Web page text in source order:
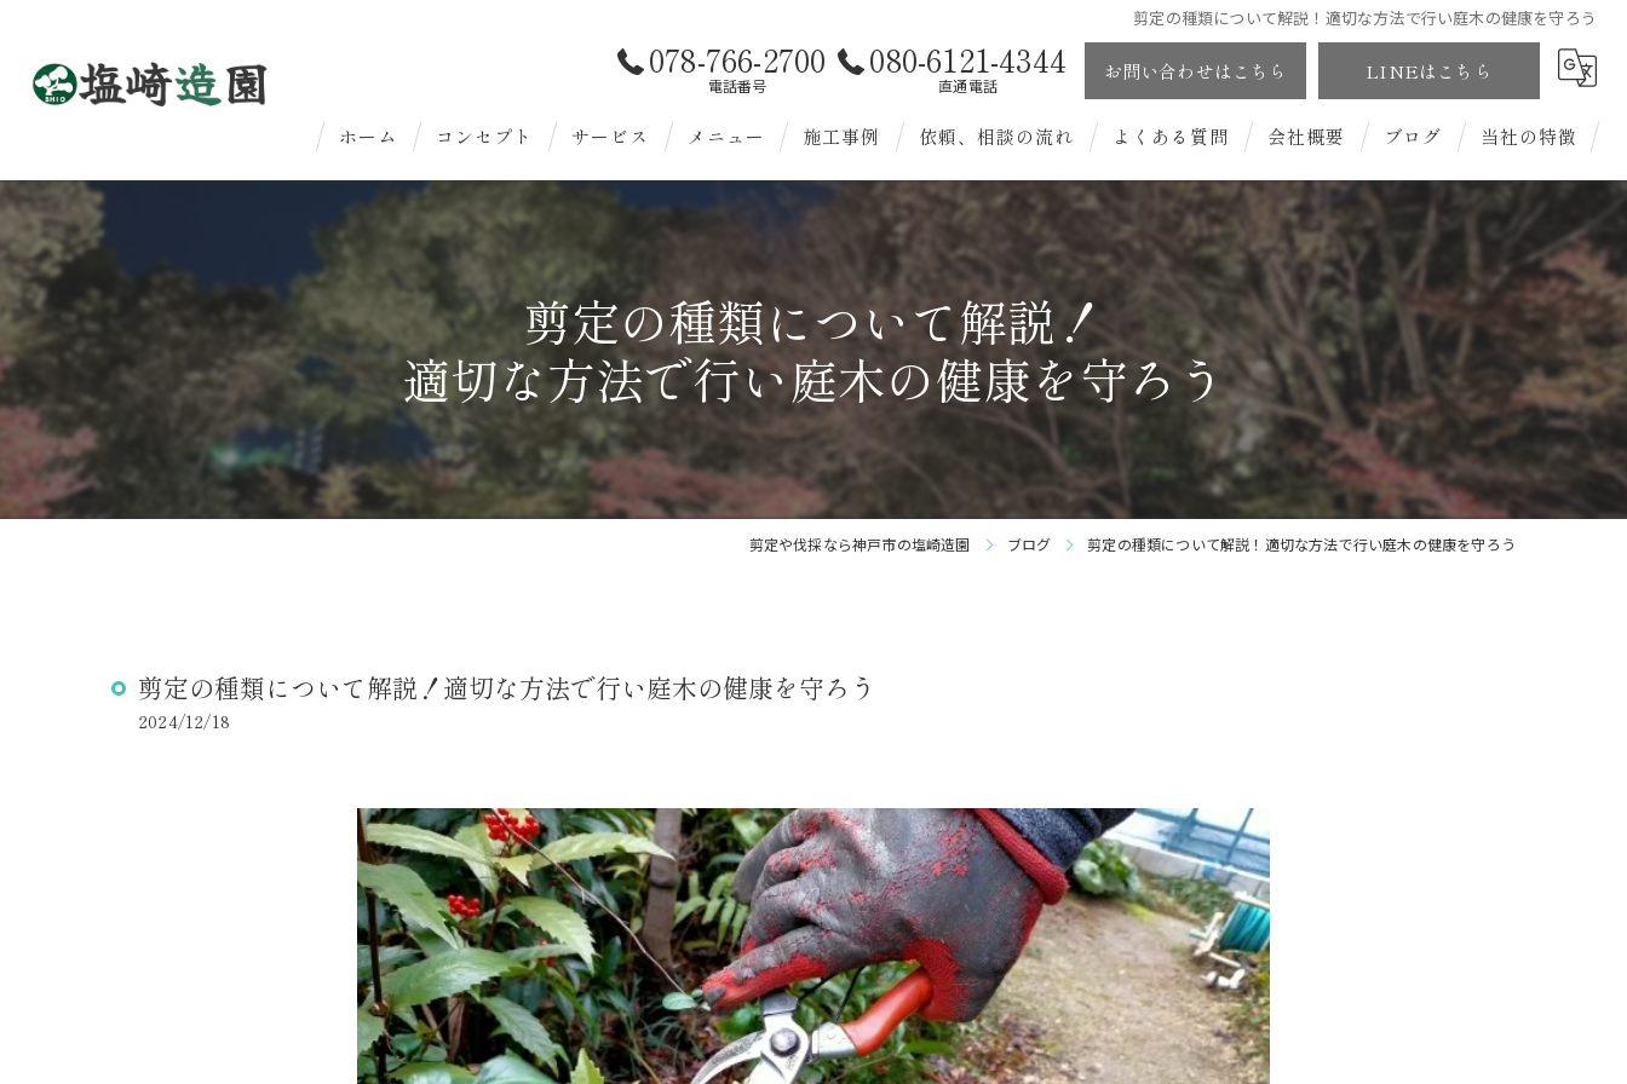
剪定の種類について解説！適切な方法で行い庭木の健康を守ろう
078-766-2700
電話番号
080-6121-4344
直通電話
お問い合わせはこちら LINEはこちら
ホーム コンセプト
はじめてのお客様へ
サービス
剪定
伐採
除草
植替
雑草対策
メニュー 施工事例 依頼、相談の流れ よくある質問 会社概要 ブログ 当社の特徴
和風庭園
洋風庭園
剪定の種類について解説！
適切な方法で行い庭木の健康を守ろう
剪定や伐採なら神戸市の塩崎造園 ブログ 剪定の種類について解説！適切な方法で行い庭木の健康を守ろう
剪定の種類について解説！適切な方法で行い庭木の健康を守ろう
2024/12/18